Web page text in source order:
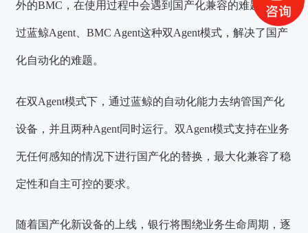
外的BMC，在使用过程中会遇到国产化兼容的难题。通
过蓝鲸Agent、BMC Agent这种双Agent模式，解决了国产
化自动化的难题。
在双Agent模式下，通过蓝鲸的自动化能力去纳管国产化
设备，并且两种Agent同时运行。双Agent模式支持在业务
无任何感知的情况下进行国产化的替换，最大化兼容了稳
定性和自主可控的要求。
随着国产化新设备的上线，银行将围绕业务生命周期，逐
获取验证码
还没有账号？立即注册